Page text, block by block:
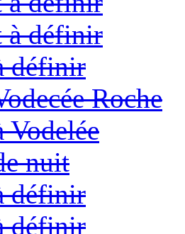
définir
définir
Roche
Vodelée
nuit
définir
définir